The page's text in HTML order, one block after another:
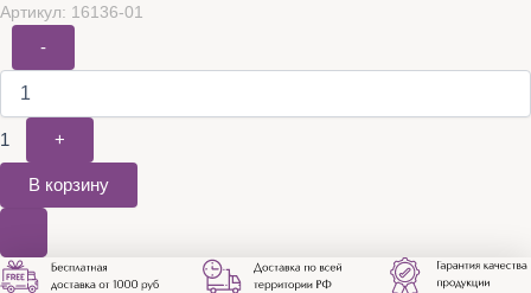
Артикул: 16136-01
-
1 +
В корзину